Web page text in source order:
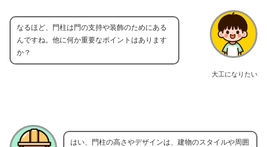
大工になりたい
なるほど、門柱は門の支持や装飾のためにある
んですね。他に何か重要なポイントはあります
か？
はい、門柱の高さやデザインは、建物のスタイルや周囲